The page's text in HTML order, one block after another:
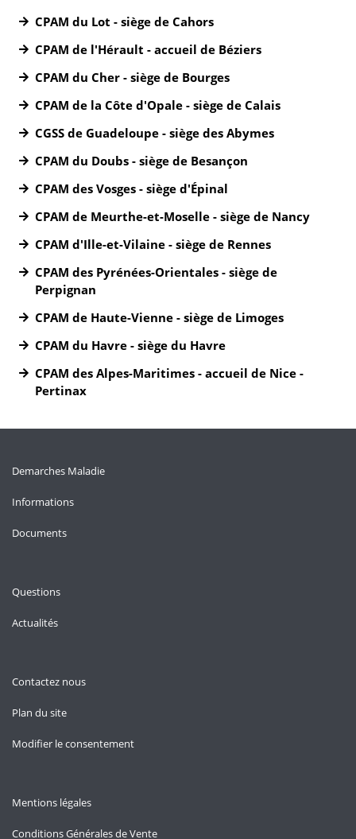
CPAM du Lot - siège de Cahors
CPAM de l'Hérault - accueil de Béziers
CPAM du Cher - siège de Bourges
CPAM de la Côte d'Opale - siège de Calais
CGSS de Guadeloupe - siège des Abymes
CPAM du Doubs - siège de Besançon
CPAM des Vosges - siège d'Épinal
CPAM de Meurthe-et-Moselle - siège de Nancy
CPAM d'Ille-et-Vilaine - siège de Rennes
CPAM des Pyrénées-Orientales - siège de
Perpignan
CPAM de Haute-Vienne - siège de Limoges
CPAM du Havre - siège du Havre
CPAM des Alpes-Maritimes - accueil de Nice -
Pertinax
Demarches Maladie
Informations
Documents
Questions
Actualités
Contactez nous
Plan du site
Modifier le consentement
Mentions légales
Conditions Générales de Vente